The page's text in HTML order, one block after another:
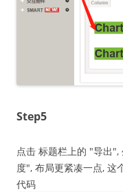
Step5
点击 标题栏上的 "导出
度", 布局更紧凑一点, 这
代码